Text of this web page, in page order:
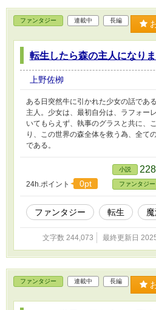
ファンタジー 連載中 長編
転生したら森の主人になり
上野佐栁
ある日突然牛に引かれた少女の話であ
主人。少女は、最初自分は、ラフォー
いてもらえず、執事のグラスと共に、
り、この世界の森全体を救う為、全て
である。
24h.ポイント 0pt
小説
ファンタジー
ファンタジー 転生
文字数 244,073 最終更新日
ファンタジー 連載中 長編